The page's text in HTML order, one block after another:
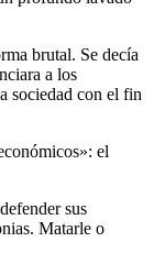
brutal. Se decía
a los
sociedad con el fin
el
sus
Matarle o